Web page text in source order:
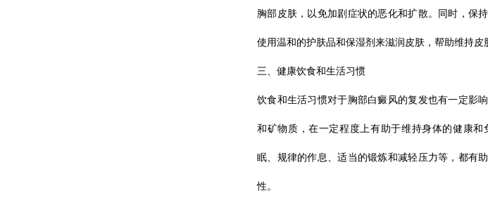
胸部皮肤，以免加剧症状的恶化和扩散。同时，保
使用温和的护肤品和保湿剂来滋润皮肤，帮助维持皮
三、健康饮食和生活习惯
饮食和生活习惯对于胸部白癜风的复发也有一定影
和矿物质，在一定程度上有助于维持身体的健康
眠、规律的作息、适当的锻炼和减轻压力等，都有
性。